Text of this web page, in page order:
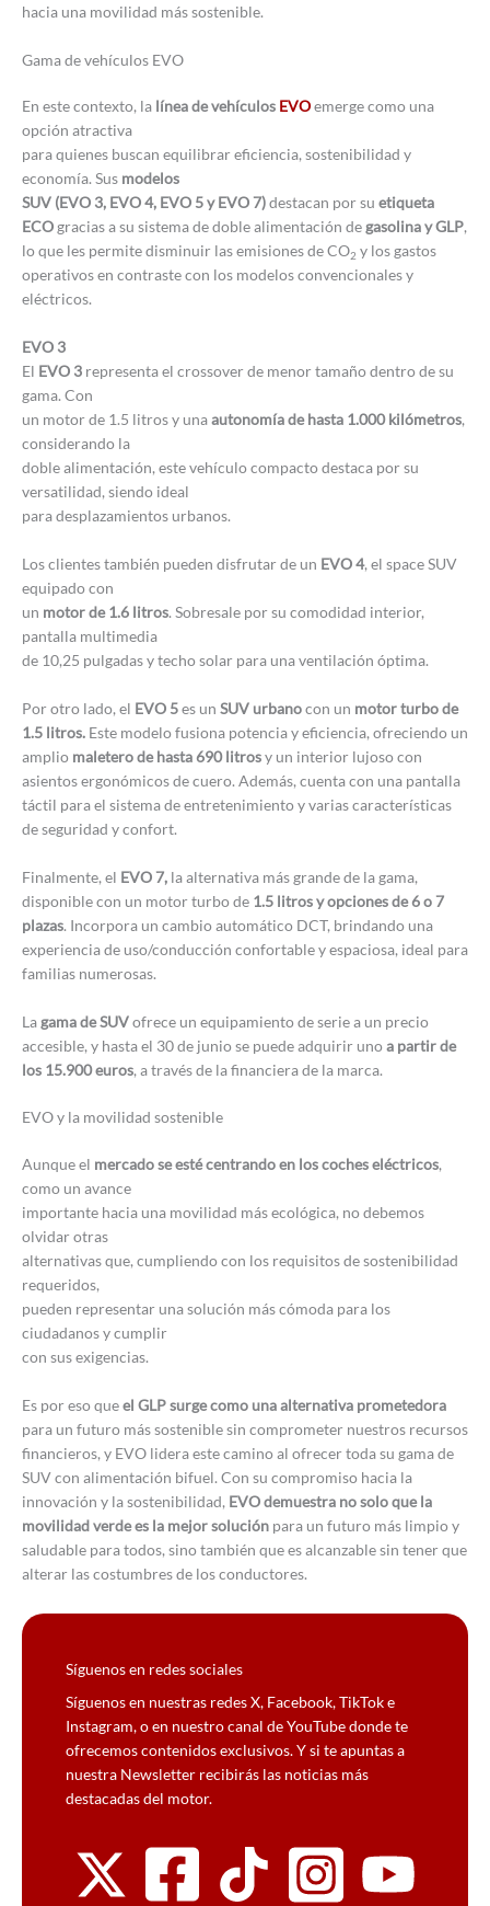
hacia una movilidad más sostenible.
Gama de vehículos EVO
En este contexto, la línea de vehículos EVOemerge como una
opción atractiva
para quienes buscan equilibrar eficiencia, sostenibilidad y
economía. Sus modelos
SUV (EVO 3, EVO 4, EVO 5 y EVO 7)destacan por su etiqueta
ECO gracias a su sistema de doble alimentación degasolina y GLP,
lo que les permite disminuir las emisiones de CO2 y los gastos
operativos en contraste con los modelos convencionales y
eléctricos.
EVO 3
El EVO 3 representa el crossover de menor tamaño dentro de su
gama. Con
un motor de 1.5 litros y unaautonomía de hasta 1.000 kilómetros,
considerando la
doble alimentación, este vehículo compacto destaca por su
versatilidad, siendo ideal
para desplazamientos urbanos.
Los clientes también pueden disfrutar de un EVO 4, el space SUV
equipado con
un motor de 1.6 litros. Sobresale por su comodidad interior,
pantalla multimedia
de 10,25 pulgadas y techo solar para una ventilación óptima.
Por otro lado, el EVO 5es un SUV urbanocon un motor turbo de
1.5 litros. Este modelo fusiona potencia y eficiencia, ofreciendo un
amplio maletero de hasta 690 litrosy un interior lujoso con
asientos ergonómicos de cuero. Además, cuenta con una pantalla
táctil para el sistema de entretenimiento y varias características
de seguridad y confort.
Finalmente, el EVO 7, la alternativa más grande de la gama,
disponible con un motor turbo de 1.5 litros y opciones de 6 o 7
plazas. Incorpora un cambio automático DCT, brindando una
experiencia de uso/conducción confortable y espaciosa, ideal para
familias numerosas.
Lagama de SUVofrece un equipamiento de serie a un precio
accesible, y hasta el 30 de junio se puede adquirir unoa partir de
los 15.900 euros, a través de la financiera de la marca.
EVO y la movilidad sostenible
Aunque el mercado se esté centrando en los coches eléctricos,
como un avance
importante hacia una movilidad más ecológica, no debemos
olvidar otras
alternativas que, cumpliendo con los requisitos de sostenibilidad
requeridos,
pueden representar una solución más cómoda para los
ciudadanos y cumplir
con sus exigencias.
Es por eso queel GLP surge como una alternativa prometedora
para un futuro más sostenible sin comprometer nuestros recursos
financieros, y EVO lidera este camino al ofrecer toda su gama de
SUV con alimentación bifuel. Con su compromiso hacia la
innovación y la sostenibilidad, EVO demuestra no solo que la
movilidad verde es la mejor solución para un futuro más limpio y
saludable para todos, sino también que es alcanzable sin tener que
alterar las costumbres de los conductores.
Síguenos en redes sociales
Síguenos en nuestras redes X, Facebook, TikTok e
Instagram, o en nuestro canal de YouTube donde te
ofrecemos contenidos exclusivos. Y si te apuntas a
nuestra Newsletter recibirás las noticias más
destacadas del motor.